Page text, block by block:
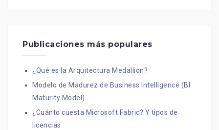
Publicaciones más populares
¿Qué es la Arquitectura Medallion?
Modelo de Madurez de Business Intelligence (BI
Maturity Model)
¿Cuánto cuesta Microsoft Fabric? Y tipos de
licencias